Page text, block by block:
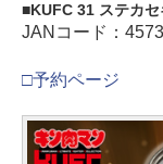
KUFC 31 ステカ
JANコード：
□予約ページ